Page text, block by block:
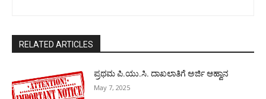
RELATED ARTICLES
ಪ್ರಥಮ ಪಿ.ಯು.ಸಿ. ದಾಖಲಾತಿಗೆ ಅರ್ಜಿ ಆಹ್ವಾನ
May 7, 2025